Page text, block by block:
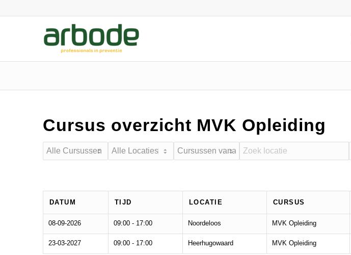
Cursus overzicht MVK Opleiding
DATUM TIJD LOCATIE CURSUS
08-09-2026 09:00 - 17:00 Noordeloos MVK Opleiding
23-03-2027 09:00 - 17:00 Heerhugowaard MVK Opleiding